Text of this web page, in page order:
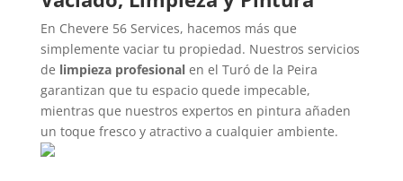
En Chevere 56 Services, hacemos más que
simplemente vaciar tu propiedad. Nuestros servicios
de limpieza profesionalen el Turó de la Peira
garantizan que tu espacio quede impecable,
mientras que nuestros expertos en pintura añaden
un toque fresco y atractivo a cualquier ambiente.